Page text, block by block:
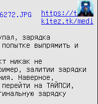
https://t
k1tez.tk/medi
зарядка
выпрямить и
никак не
залитии зарядки
Наверное,
на ТАЙПСИ,
зарядку